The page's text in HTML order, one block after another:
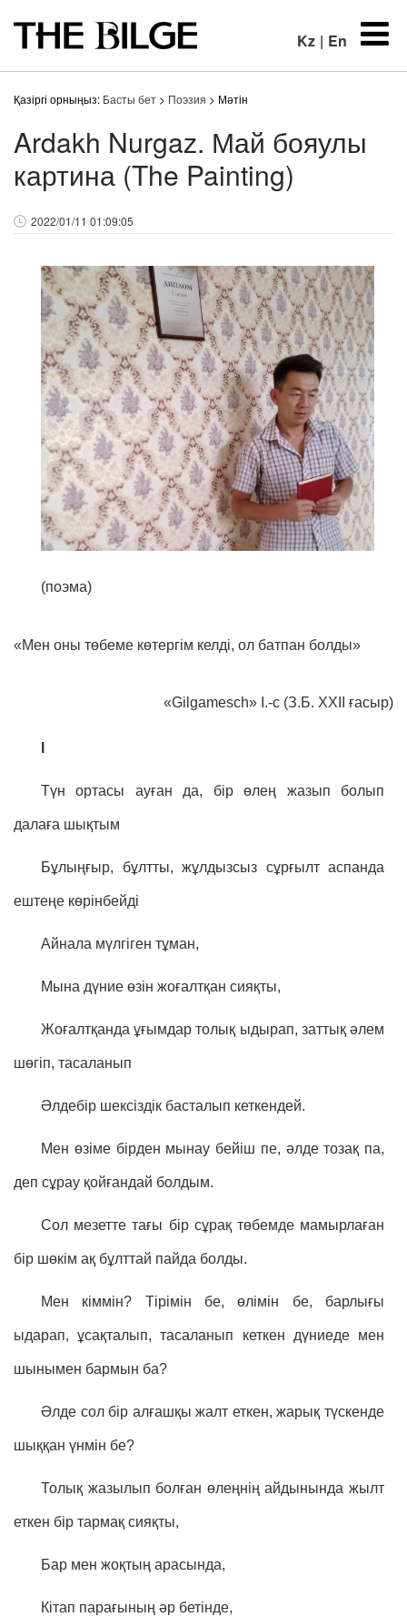
Kz | En
Қазіргі орныңыз: Басты бет > Поэзия > Мәтін
Ardakh Nurgaz. Май бояулы
картина (The Painting)
2022/01/11 01:09:05
(поэма)
«Мен оны төбеме көтергім келді, ол батпан болды»
«Gilgamesch» I.-c (З.Б. XXII ғасыр)
Түн ортасы ауған да, бір өлең жазып болып
далаға шықтым
Бұлыңғыр, бұлтты, жұлдызсыз сұрғылт аспанда
ештеңе көрінбейді
Айнала мүлгіген тұман,
Мына дүние өзін жоғалтқан сияқты,
Жоғалтқанда ұғымдар толық ыдырап, заттық әлем
шөгіп, тасаланып
Әлдебір шексіздік басталып кеткендей.
Мен өзіме бірден мынау бейіш пе, әлде тозақ па,
деп сұрау қойғандай болдым.
Сол мезетте тағы бір сұрақ төбемде мамырлаған
бір шөкім ақ бұлттай пайда болды.
Мен кіммін? Тірімін бе, өлімін бе, барлығы
ыдарап, ұсақталып, тасаланып кеткен дүниеде мен
шынымен бармын ба?
Әлде сол бір алғашқы жалт еткен, жарық түскенде
шыққан үнмін бе?
Толық жазылып болған өлеңнің айдынында жылт
еткен бір тармақ сияқты,
Бар мен жоқтың арасында,
Кітап парағының әр бетінде,